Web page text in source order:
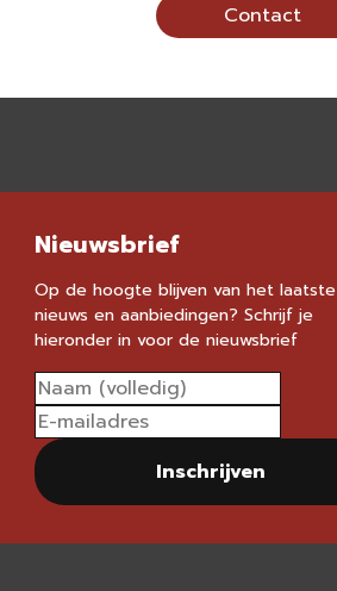
Contact
Nieuwsbrief
Op de hoogte blijven van het laatste
nieuws en aanbiedingen? Schrijf je
hieronder in voor de nieuwsbrief
Inschrijven